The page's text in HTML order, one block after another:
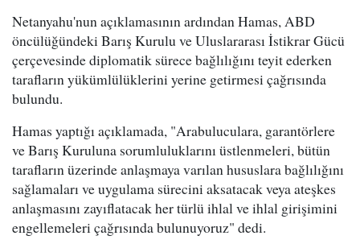
Netanyahu'nun açıklamasının ardından Hamas, ABD
öncülüğündeki Barış Kurulu ve Uluslararası İstikrar Gücü
çerçevesinde diplomatik sürece bağlılığını teyit ederken
tarafların yükümlülüklerini yerine getirmesi çağrısında
bulundu.
Hamas yaptığı açıklamada, "Arabuluculara, garantörlere
ve Barış Kuruluna sorumluluklarını üstlenmeleri, bütün
tarafların üzerinde anlaşmaya varılan hususlara bağlılığını
sağlamaları ve uygulama sürecini aksatacak veya ateşkes
anlaşmasını zayıflatacak her türlü ihlal ve ihlal girişimini
engellemeleri çağrısında bulunuyoruz" dedi.